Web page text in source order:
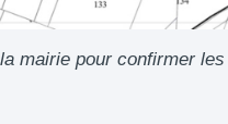
mairie pour confirmer